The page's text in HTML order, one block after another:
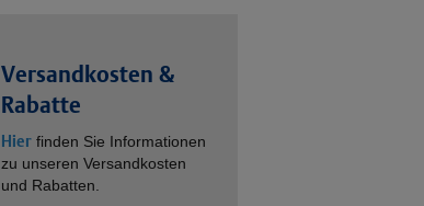
Versandkosten &
Rabatte
Hier finden Sie Informationen
zu unseren Versandkosten
und Rabatten.